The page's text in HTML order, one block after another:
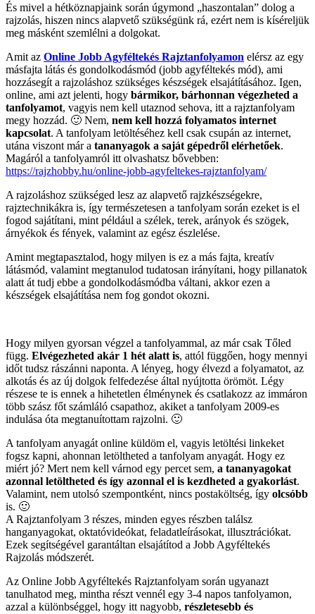
És mivel a hétköznapjaink során úgymond „haszontalan” dolog a
rajzolás, hiszen nincs alapvető szükségünk rá, ezért nem is kíséreljük
meg másként szemlélni a dolgokat.
Amit az Online Jobb Agyféltekés Rajztanfolyamon elérsz az egy
másfajta látás és gondolkodásmód (jobb agyféltekés mód), ami
hozzásegít a rajzoláshoz szükséges készségek elsajátításához. Igen,
online, ami azt jelenti, hogy bármikor, bárhonnan végezheted a
tanfolyamot, vagyis nem kell utaznod sehova, itt a rajztanfolyam
megy hozzád. 🙂 Nem, nem kell hozzá folyamatos internet
kapcsolat. A tanfolyam letöltéséhez kell csak csupán az internet,
utána viszont már a tananyagok a saját gépedről elérhetőek.
Magáról a tanfolyamról itt olvashatsz bővebben:
https://rajzhobby.hu/online-jobb-agyfeltekes-rajztanfolyam/
A rajzoláshoz szükséged lesz az alapvető rajzkészségekre,
rajztechnikákra is, így természetesen a tanfolyam során ezeket is el
fogod sajátítani, mint például a szélek, terek, arányok és szögek,
árnyékok és fények, valamint az egész észlelése.
Amint megtapasztalod, hogy milyen is ez a más fajta, kreatív
látásmód, valamint megtanulod tudatosan irányítani, hogy pillanatok
alatt át tudj ebbe a gondolkodásmódba váltani, akkor ezen a
készségek elsajátítása nem fog gondot okozni.
Hogy milyen gyorsan végzel a tanfolyammal, az már csak Tőled
függ. Elvégezheted akár 1 hét alatt is, attól függően, hogy mennyi
időt tudsz rászánni naponta. A lényeg, hogy élvezd a folyamatot, az
alkotás és az új dolgok felfedezése által nyújtotta örömöt. Légy
részese te is ennek a hihetetlen élménynek és csatlakozz az immáron
több szász főt számláló csapathoz, akiket a tanfolyam 2009-es
indulása óta megtanuítottam rajzolni. 🙂
A tanfolyam anyagát online küldöm el, vagyis letöltési linkeket
fogsz kapni, ahonnan letöltheted a tanfolyam anyagát. Hogy ez
miért jó? Mert nem kell várnod egy percet sem, a tananyagokat
azonnal letöltheted és így azonnal el is kezdheted a gyakorlást.
Valamint, nem utolsó szempontként, nincs postaköltség, így olcsóbb
is. 🙂
A Rajztanfolyam 3 részes, minden egyes részben találsz
hanganyagokat, oktatóvideókat, feladatleírásokat, illusztrációkat.
Ezek segítségével garantáltan elsajátítod a Jobb Agyféltekés
Rajzolás módszerét.
Az Online Jobb Agyféltekés Rajztanfolyam során ugyanazt
tanulhatod meg, mintha részt vennél egy 3-4 napos tanfolyamon,
azzal a különbséggel, hogy itt nagyobb, részletesebb és